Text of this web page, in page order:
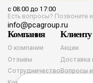
с 08:00 до 17:00
Есть вопросы? Позвоните
info@pcagroup.ru
Компания
О компании
Отзывы
Сотрудничество
Клиенту
Акции
Доставка
Вопросы